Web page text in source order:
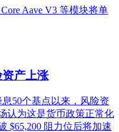
Aave V3 等模块将单
产上涨
50个基点以来，风险资
认为这是货币政策正常化
$65,200 阻力位后将加速